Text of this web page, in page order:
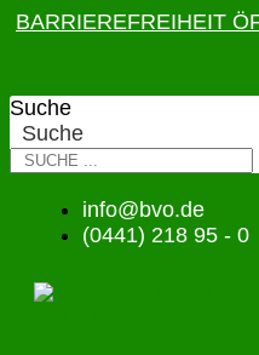
BARRIEREFREIHEIT
Suche
Suche
info@bvo.de
(0441) 218 95 - 0